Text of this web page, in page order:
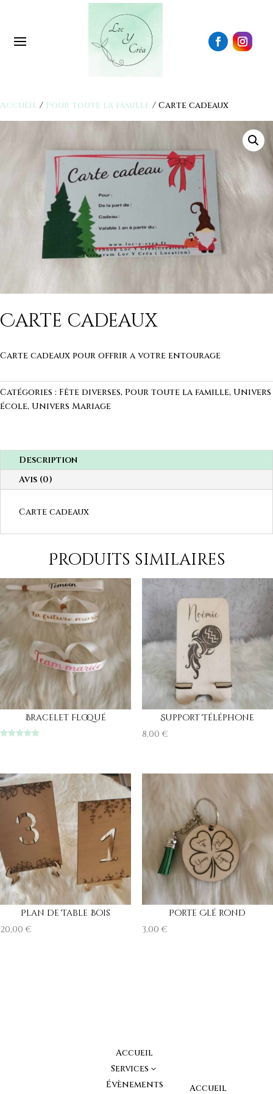
Accueil / Pour toute la famille / Carte cadeaux
Carte cadeaux
Carte cadeaux pour offrir a votre entourage
Catégories : Fête diverses, Pour toute la famille, Univers
école, Univers Mariage
Description
Avis (0)
Carte cadeaux
Produits similaires
Bracelet Floqué
Support Téléphone
8,00€
Plan de Table Bois
20,00€
Porte Clé rond
3,00€
Accueil
Services 3
Évènements Accueil